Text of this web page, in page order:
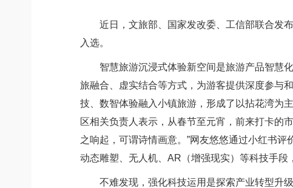
近日，文旅部、国家发改委、工信部联合发布
入选。
智慧旅游沉浸式体验新空间是旅游产品智慧化
旅融合、虚实结合等方式，为游客提供深度参与
技、数智体验融入小镇旅游，形成了以拈花湾为
区相关负责人表示，从春节至元宵，前来打卡的
之响起，可谓诗情画意。”网友悠悠通过小红书
动态雕塑、无人机、AR（增强现实）等科技手
不难发现，强化科技运用是探索产业转型升级